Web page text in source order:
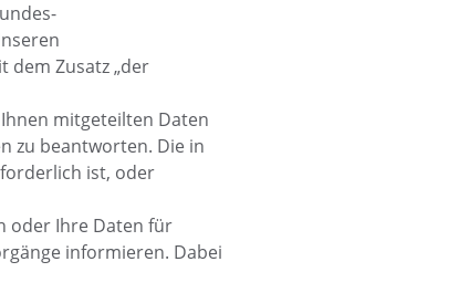
dem Zusatz „der
mitgeteilten Daten
zu beantworten. Die in
ist, oder
oder Ihre Daten für
informieren. Dabei